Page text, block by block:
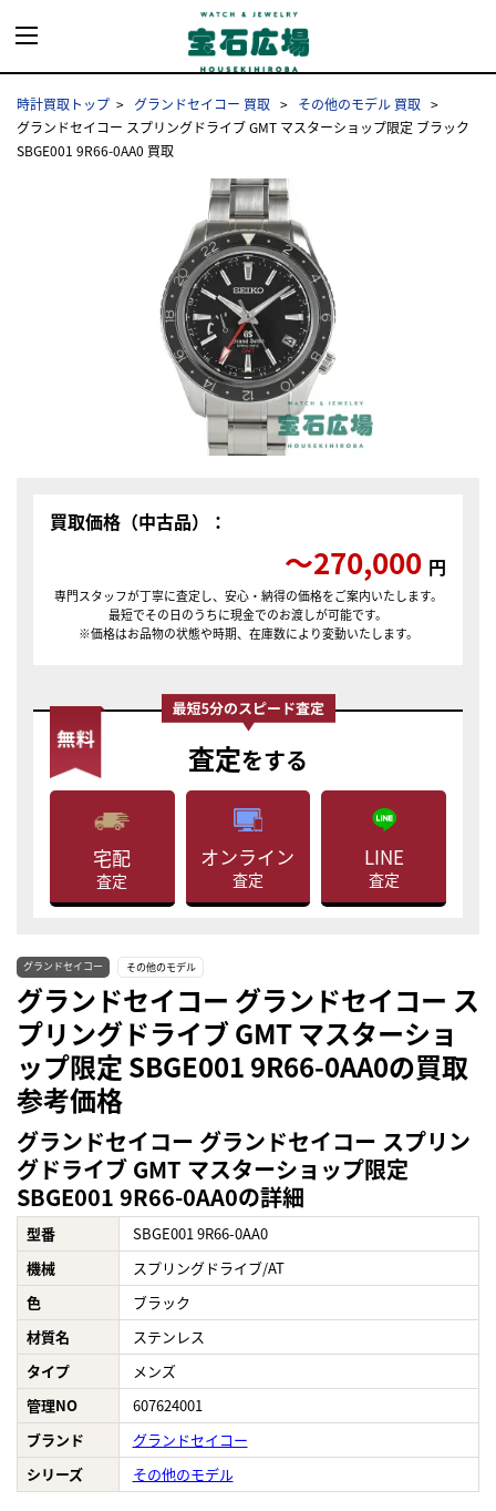
時計買取トップ グランドセイコー 買取
その他のモデル 買取
グランドセイコー スプリングドライブ GMT マスターショップ限定 ブラック
SBGE001 9R66-0AA0 買取
買取価格（中古品）：
〜270,000 円
専門スタッフが丁寧に査定し、安心・納得の価格をご案内いたします。
最短でその日のうちに現金でのお渡しが可能です。
※価格はお品物の状態や時期、在庫数により変動いたします。
査定をする
宅配
査定
オンライン
査定
LINE
査定
グランドセイコー その他のモデル
グランドセイコー グランドセイコー ス
プリングドライブ GMT マスターショ
ップ限定 SBGE001 9R66-0AA0の買取
参考価格
グランドセイコー グランドセイコー スプリン
グドライブ GMT マスターショップ限定
SBGE001 9R66-0AA0の詳細
型番
SBGE001 9R66-0AA0
機械
スプリングドライブ/AT
色
ブラック
材質名
ステンレス
タイプ
メンズ
管理NO
607624001
ブランド
グランドセイコー
シリーズ
その他のモデル